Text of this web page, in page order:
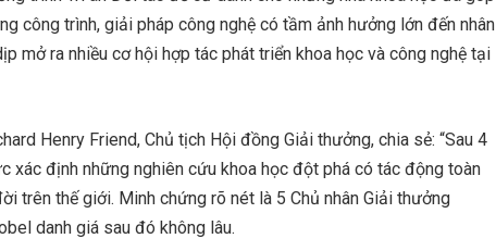
công trình, giải pháp công nghệ có tầm ảnh hưởng lớn đến nhân
mở ra nhiều cơ hội hợp tác phát triển khoa học và công nghệ tại
Henry Friend, Chủ tịch Hội đồng Giải thưởng, chia sẻ: “Sau 4
xác định những nghiên cứu khoa học đột phá có tác động toàn
trên thế giới. Minh chứng rõ nét là 5 Chủ nhân Giải thưởng
danh giá sau đó không lâu.